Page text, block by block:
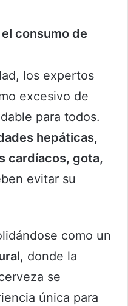
consumo de
los expertos
excesivo de
para todos.
hepáticas,
cardíacos, gota,
evitar su
como un
, donde la
se
única para